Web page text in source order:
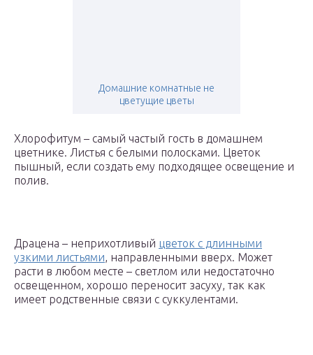
Домашние комнатные не
цветущие цветы
Хлорофитум – самый частый гость в домашнем
цветнике. Листья с белыми полосками. Цветок
пышный, если создать ему подходящее освещение и
полив.
Драцена – неприхотливый цветок с длинными
узкими листьями, направленными вверх. Может
расти в любом месте – светлом или недостаточно
освещенном, хорошо переносит засуху, так как
имеет родственные связи с суккулентами.